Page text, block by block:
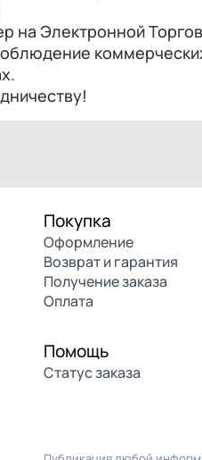
на Электронной
Покупка
Оформление
Возврат и гарантия
Получение заказа
Оплата
Помощь
Статус заказа